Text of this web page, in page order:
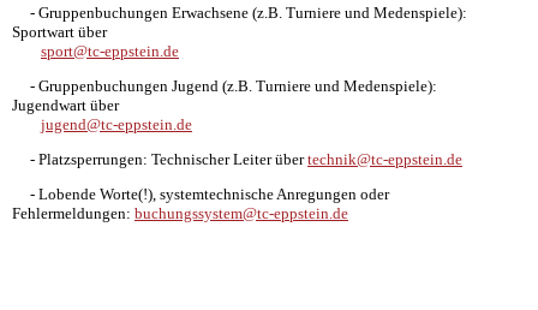
- Gruppenbuchungen Erwachsene (z.B. Turniere und Medenspiele):
Sportwart über
sport@tc-eppstein.de
- Gruppenbuchungen Jugend (z.B. Turniere und Medenspiele):
Jugendwart über
jugend@tc-eppstein.de
- Platzsperrungen: Technischer Leiter übertechnik@tc-eppstein.de
- Lobende Worte(!), systemtechnische Anregungen oder
Fehlermeldungen: buchungssystem@tc-eppstein.de